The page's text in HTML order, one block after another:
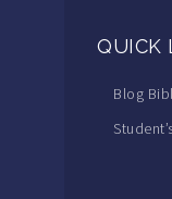
QUICK
Blog